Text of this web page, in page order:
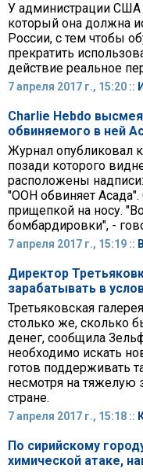
У администрации США
который она должна
России, с тем чтобы
прекратить
действие реальное
7 апреля 2017 г., 15:20 ::
Charlie Hebdo
обвиняемого в ней
Журнал опубликовал
позади которого
расположены
"ООН обвиняет
прищепкой на носу.
бомбардировки", -
7 апреля 2017 г., 15:19 ::
Директор
зарабатывать в
Третьяковская
столько же, сколько
денег, сообщила
необходимо искать
готов поддерживать
несмотря на тяжелую
стране.
7 апреля 2017 г., 15:18 ::
По сирийскому
химической атаке,